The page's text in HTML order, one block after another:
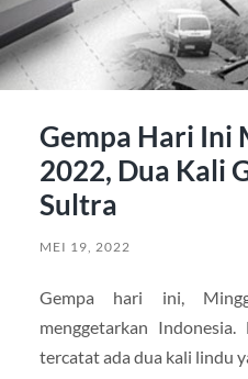
Gempa Hari Ini
2022, Dua Kali
Sultra
MEI 19, 2022
Gempa hari ini,
menggetarkan
tercatat ada dua kali lindu